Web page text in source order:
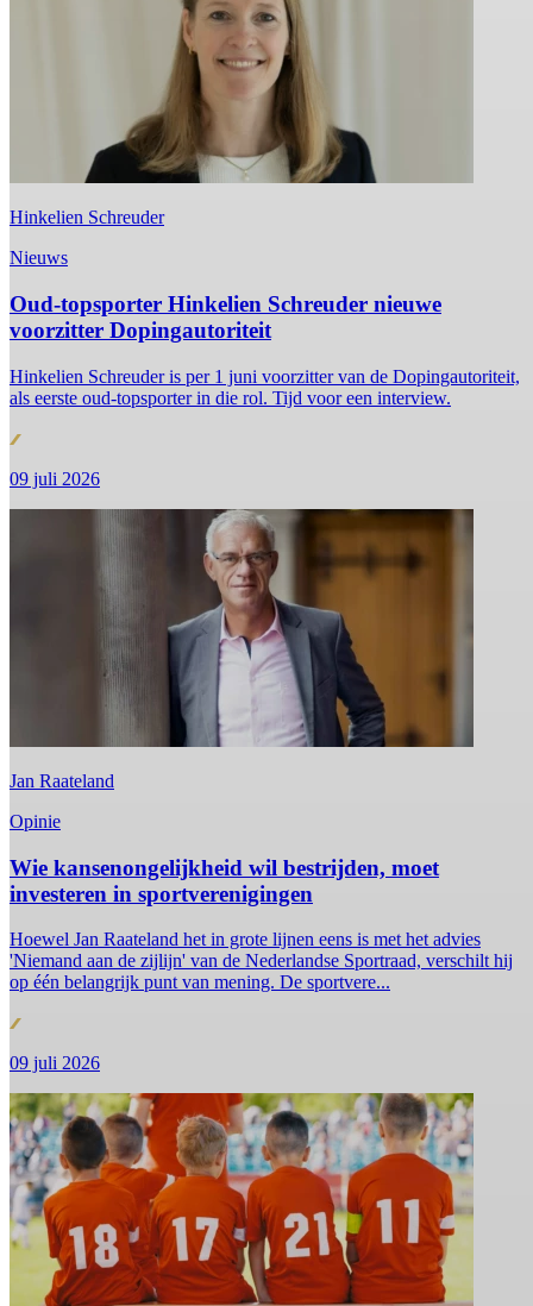
Hinkelien Schreuder
Nieuws
Oud-topsporter Hinkelien Schreuder nieuwe
voorzitter Dopingautoriteit
Hinkelien Schreuder is per 1 juni voorzitter van de Dopingautoriteit,
als eerste oud-topsporter in die rol. Tijd voor een interview.
09 juli 2026
Jan Raateland
Opinie
Wie kansenongelijkheid wil bestrijden, moet
investeren in sportverenigingen
Hoewel Jan Raateland het in grote lijnen eens is met het advies
'Niemand aan de zijlijn' van de Nederlandse Sportraad, verschilt hij
op één belangrijk punt van mening. De sportvere...
09 juli 2026